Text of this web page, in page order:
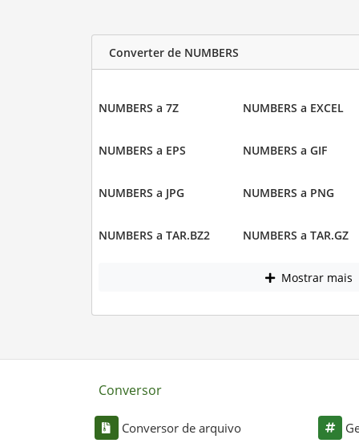
Converter de NUMBERS
NUMBERS a 7Z NUMBERS a EXCEL
NUMBERS a EPS NUMBERS a GIF
NUMBERS a JPG NUMBERS a PNG
NUMBERS a TAR.BZ2 NUMBERS a TAR.GZ
Mostrar mais
Conversor
Conversor de arquivo